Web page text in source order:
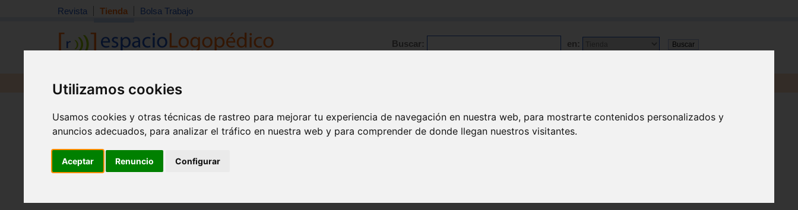
Utilizamos cookies
Usamos cookies y otras técnicas de rastreo para mejorar tu experiencia de navegación en nuestra web, para mostrarte contenidos personalizados y
anuncios adecuados, para analizar el tráfico en nuestra web y para comprender de donde llegan nuestros visitantes.
Aceptar Renuncio Configurar
Revista Tienda Bolsa Trabajo
Buscar: en:
Revista Libros Material